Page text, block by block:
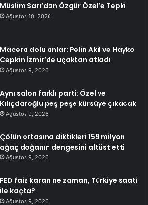
Müslim Sarı’dan Özgür Özel’e Tepki
Ağustos 10, 2026
Macera dolu anlar: Pelin Akil ve Hayko
Cepkin İzmir’de uçaktan atladı
Ağustos 9, 2026
Aynı salon farklı parti: Özel ve
Kılıçdaroğlu peş peşe kürsüye çıkacak
Ağustos 9, 2026
Çölün ortasına diktikleri 159 milyon
ağaç doğanın dengesini altüst etti
Ağustos 9, 2026
FED faiz kararı ne zaman, Türkiye saati
ile kaçta?
Ağustos 9, 2026